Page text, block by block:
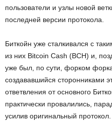
пользователи и узлы новой
последней версии протокола.
Биткойн уже сталкивался с
из них Bitcoin Cash (BCH) и,
уже был, по сути, форком
создававшийся сторонниками
ответвления от основного
практически провалились,
усилив оригинальный протокол.